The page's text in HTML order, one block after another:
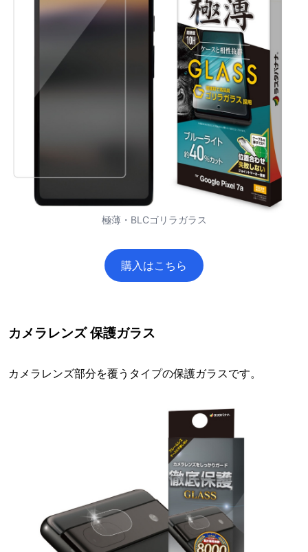
極薄・BLCゴリラガラス
購入はこちら
カメラレンズ 保護ガラス
カメラレンズ部分を覆うタイプの保護ガラスです。